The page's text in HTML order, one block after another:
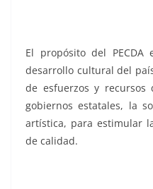
El propósito del
desarrollo cultural del
de esfuerzos y
gobiernos estatales, la
artística, para estimular
de calidad.